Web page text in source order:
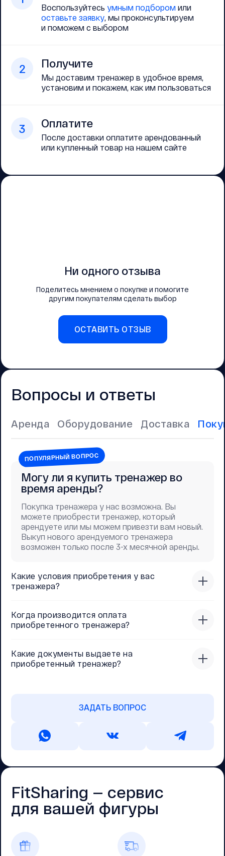
Воспользуйтесь умным подбором или
оставьте заявку, мы проконсультируем
и поможем с выбором
2 Получите
Мы доставим тренажер в удобное время,
установим и покажем, как им пользоваться
3 Оплатите
После доставки оплатите арендованный
или купленный товар на нашем сайте
Ни одного отзыва
Поделитесь мнением о покупке и помогите
другим покупателям сделать выбор
ОСТАВИТЬ ОТЗЫВ
Вопросы и ответы
Аренда Оборудование Доставка
Какие условия приобретения у вас
тренажера?
Когда производится оплата
приобретенного тренажера?
Какие документы выдаете на
приобретенный тренажер?
ЗАДАТЬ ВОПРОС
ПОПУЛЯРНЫЙ ВОПРОС
Могу ли я купить тренажер во
время аренды?
Покупка тренажера у нас возможна. Вы
можете приобрести тренажер, который
арендуете или мы можем привезти вам новый.
Выкуп нового арендуемого тренажера
возможен только после 3-х месячной аренды.
FitSharing — cервис
для вашей фигуры